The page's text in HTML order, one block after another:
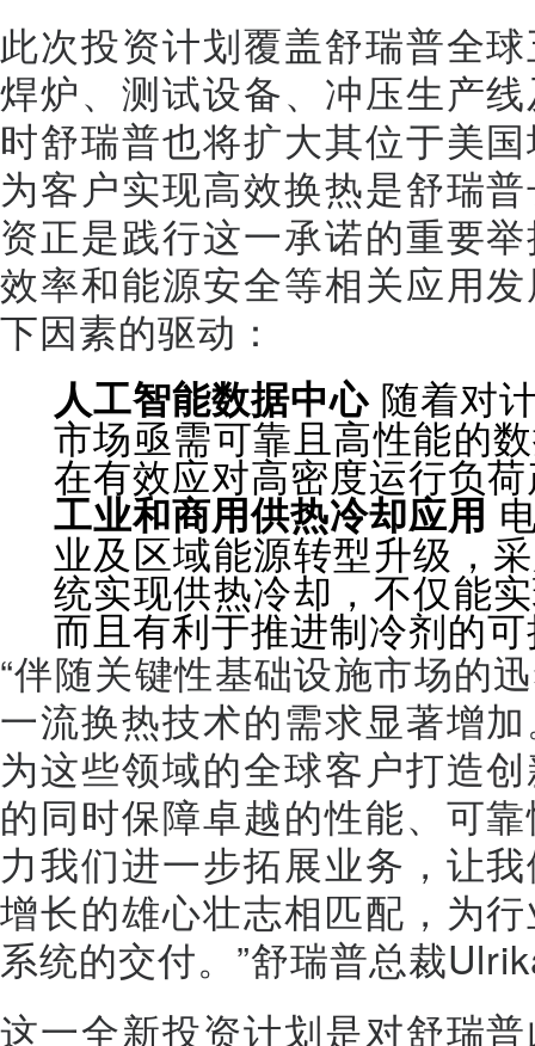
此次投资计划覆盖舒瑞普全
焊炉、测试设备、冲压生产
时舒瑞普也将扩大其位于美
为客户实现高效换热是舒瑞
资正是践行这一承诺的重要
效率和能源安全等相关应用
下因素的驱动：
人工智能数据中心 随着对
市场亟需可靠且高性能的
在有效应对高密度运行负
工业和商用供热冷却应用
业及区域能源转型升级，
统实现供热冷却，不仅能
而且有利于推进制冷剂的
“伴随关键性基础设施市场的
一流换热技术的需求显著增
为这些领域的全球客户打造
的同时保障卓越的性能、可
力我们进一步拓展业务，让
增长的雄心壮志相匹配，为
系统的交付。”舒瑞普总裁
这一全新投资计划是对舒瑞